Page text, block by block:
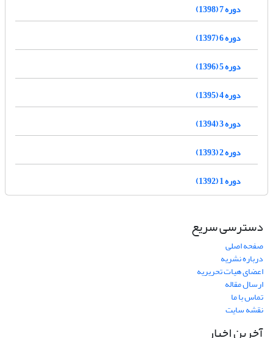
دوره 7 (1398)
دوره 6 (1397)
دوره 5 (1396)
دوره 4 (1395)
دوره 3 (1394)
دوره 2 (1393)
دوره 1 (1392)
دسترسی سریع
صفحه اصلی
درباره نشریه
اعضای هیات تحریریه
ارسال مقاله
تماس با ما
نقشه سایت
آخرین اخبار